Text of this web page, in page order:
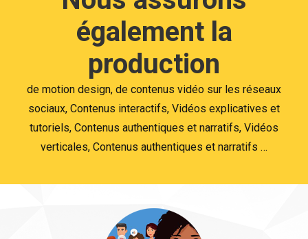
également la
production
de motion design, de contenus vidéo sur les réseaux
sociaux, Contenus interactifs, Vidéos explicatives et
tutoriels, Contenus authentiques et narratifs, Vidéos
verticales, Contenus authentiques et narratifs …